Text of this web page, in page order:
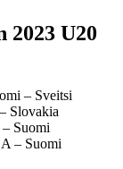
2023 U20
– Sveitsi
Slovakia
Suomi
– Suomi